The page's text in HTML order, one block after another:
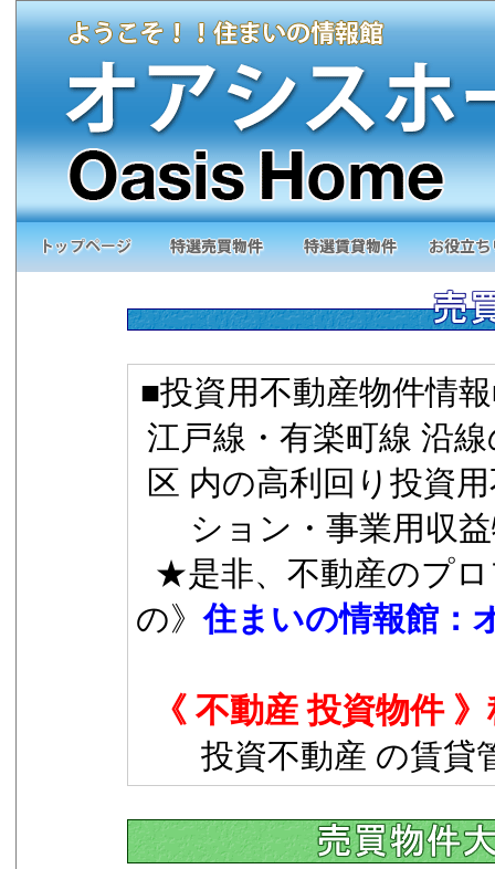
■投資用不動産物件情
江戸線・有楽町線 沿
区 内の高利回り投資
ション・事業用収
★是非、不動産のプ
の》住まいの情報館：
《 不動産 投資物件
投資不動産 の賃貸